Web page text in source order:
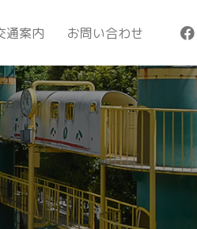
通案内 お問い合わせ